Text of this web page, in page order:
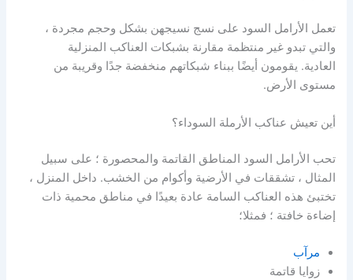
تعمل الأرامل السود على نسج نسيجهن بشكل وحجم مجردة ،
والتي تبدو غير منتظمة مقارنة بشبكات العناكب المنزلية
العادية. يقومون أيضًا ببناء شبكاتهم منخفضة جدًا وقريبة من
مستوى الأرض.
أين تعيش عناكب الأرملة السوداء؟
تحب الأرامل السود المناطق القاتمة والمحصورة ؛ على سبيل
المثال ، تشققات في الأرضية وأكوام من الخشب. داخل المنزل ،
تختبئ هذه العناكب السامة عادة بعيدًا في مناطق محمية ذات
إضاءة خافتة ؛ فمثلا؛
مرآب
زوايا قاتمة